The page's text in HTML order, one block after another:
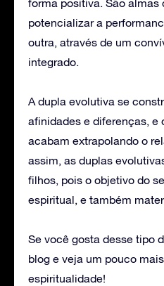
forma positiva. São almas
potencializar a
outra, através de um
integrado.
A dupla evolutiva se
afinidades e diferenças, e
acabam extrapolando o
assim, as duplas
filhos, pois o objetivo do
espiritual, e também
Se você gosta desse tipo
blog e veja um pouco
espiritualidade!